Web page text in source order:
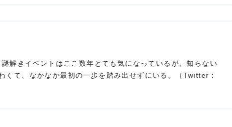
解きイベントはここ数年とても気になっているが、知らない
くて、なかなか最初の一歩を踏み出せずにいる。（Twitter：